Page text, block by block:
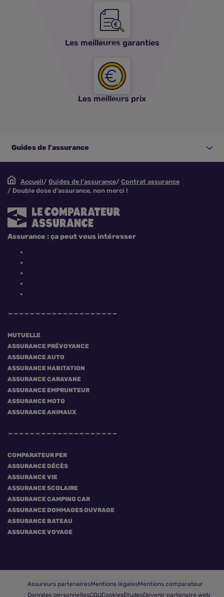
Les meilleures garanties
Les meilleurs prix
Guides de l'assurance
Accueil Guides de l'assurance
Contrat assurance
Double dose d'assurance, non merci !
MUTUELLE
ASSURANCE PRÉVOYANCE
ASSURANCE AUTO
ASSURANCE HABITATION
ASSURANCE CARAVANE
ASSURANCE EMPRUNTEUR
ASSURANCE MOTO
ASSURANCE ANIMAUX
COMPARATEUR PER
ASSURANCE DÉCÈS
ASSURANCE VIE
ASSURANCE SCOLAIRE
ASSURANCE CAMPING CAR
ASSURANCE DOMMAGES OUVRAGE
ASSURANCE BATEAU
ASSURANCE VOYAGE
Assurance : ça peut vous intéresser
Assureurs partenairesMentions légalesMentions comparateur
Données personnellesCGUCookiesEtudesDevenir partenaire web